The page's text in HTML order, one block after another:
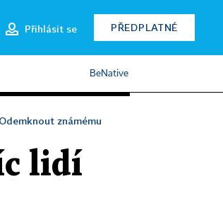
Přihlásit se PŘEDPLATNÉ
BeNative
Odemknout známému
lidí